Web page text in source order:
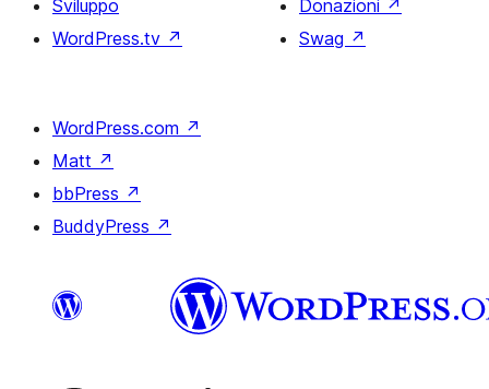
Sviluppo
WordPress.tv ↗
Donazioni ↗
Swag ↗
WordPress.com ↗
Matt ↗
bbPress ↗
BuddyPress ↗